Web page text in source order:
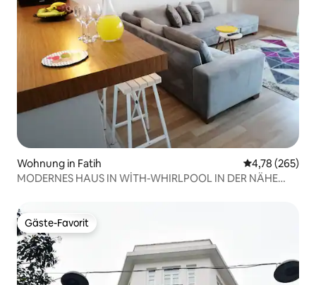
Wohnung in Fatih
4,78 (265)
MODERNES HAUS IN WİTH-WHIRLPOOL IN DER NÄHE
Gäste-Favorit
Gäste-Favorit